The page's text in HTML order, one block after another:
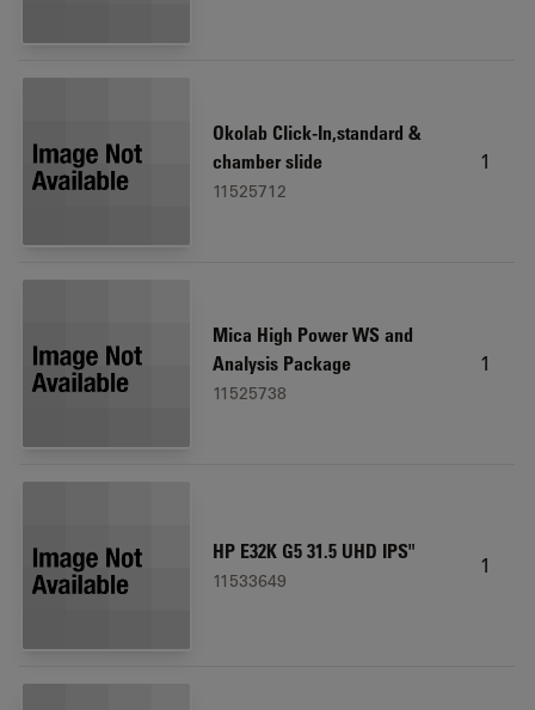
Okolab Click-In,standard &
chamber slide
11525712
1
Mica High Power WS and
Analysis Package
11525738
1
HP E32K G5 31.5 UHD IPS"
11533649
1